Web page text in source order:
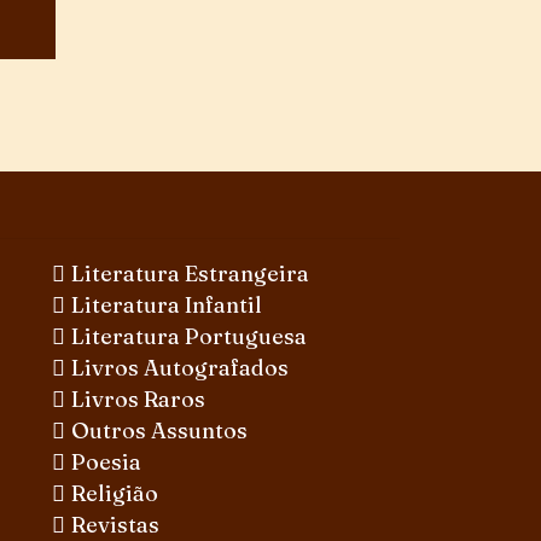
Literatura Estrangeira
Literatura Infantil
Literatura Portuguesa
Livros Autografados
Livros Raros
Outros Assuntos
Poesia
Religião
Revistas